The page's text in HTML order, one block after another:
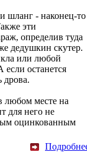
шланг - наконец-то
эти
определив туда
дедушкин скутер.
или любой
если останется
дрова.
любом месте на
для него не
оцинкованным